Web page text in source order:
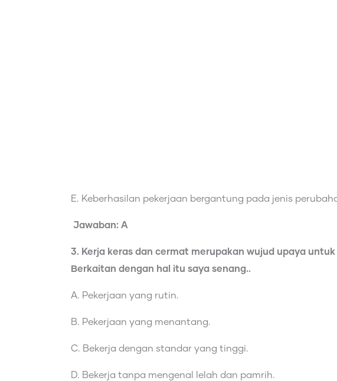
E. Keberhasilan pekerjaan bergantung pada jenis
Jawaban: A
3. Kerja keras dan cermat merupakan wujud upaya
Berkaitan dengan hal itu saya senang..
A. Pekerjaan yang rutin.
B. Pekerjaan yang menantang.
C. Bekerja dengan standar yang tinggi.
D. Bekerja tanpa mengenal lelah dan pamrih.